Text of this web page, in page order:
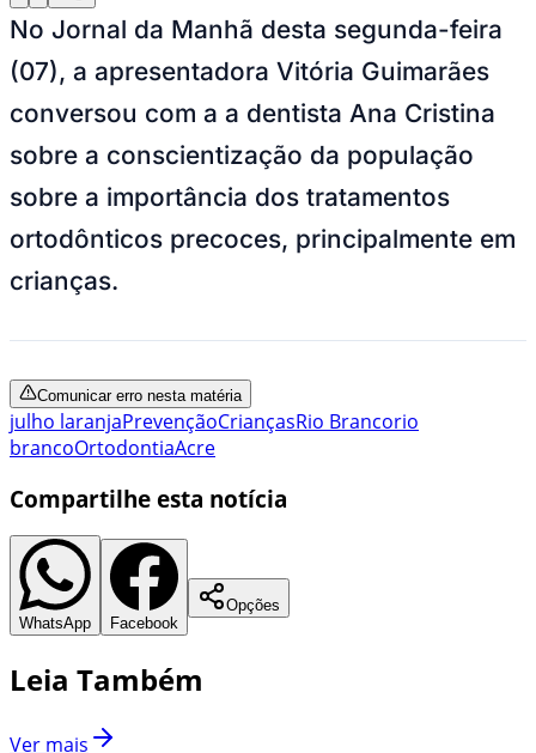
No Jornal da Manhã desta segunda-feira
(07), a apresentadora Vitória Guimarães
conversou com a a dentista Ana Cristina
sobre a conscientização da população
sobre a importância dos tratamentos
ortodônticos precoces, principalmente em
crianças.
Comunicar erro nesta matéria
julho laranjaPrevençãoCriançasRio Brancorio
brancoOrtodontiaAcre
Compartilhe esta notícia
WhatsApp Facebook
Opções
Leia Também
Ver mais